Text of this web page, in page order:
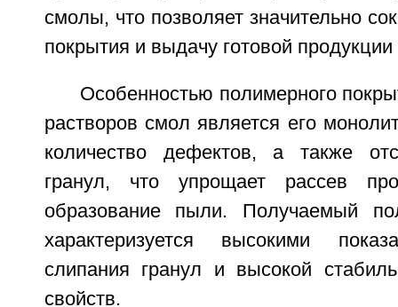
смолы, что позволяет значительно
покрытия и выдачу готовой продукции
Особенностью полимерного
растворов смол является его
количество дефектов, а также
гранул, что упрощает рассев
образование пыли. Получаемый
характеризуется высокими
слипания гранул и высокой
свойств.